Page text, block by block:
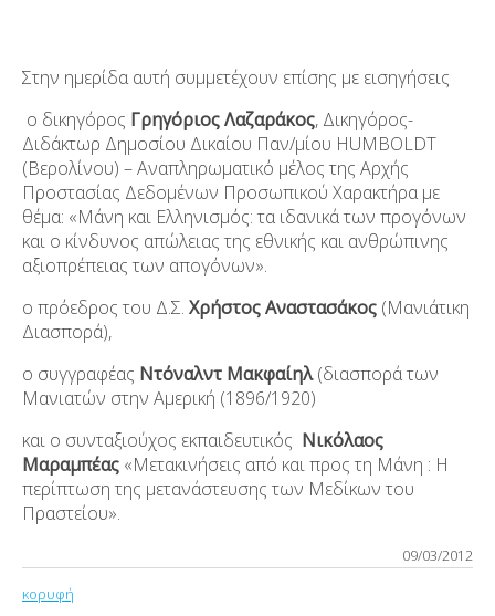
Στην ημερίδα αυτή συμμετέχουν επίσης με εισηγήσεις
o δικηγόρος Γρηγόριος Λαζαράκος, Δικηγόρος-
Διδάκτωρ Δημοσίου Δικαίου Παν/μίου HUMBOLDT
(Βερολίνου) – Αναπληρωματικό μέλος της Αρχής
Προστασίας Δεδομένων Προσωπικού Χαρακτήρα με
θέμα: «Μάνη και Ελληνισμός: τα ιδανικά των προγόνων
και ο κίνδυνος απώλειας της εθνικής και ανθρώπινης
αξιοπρέπειας των απογόνων».
ο πρόεδρος του Δ.Σ. Χρήστος Αναστασάκος (Μανιάτικη
Διασπορά),
ο συγγραφέας Ντόναλντ Μακφαίηλ(διασπορά των
Μανιατών στην Αμερική (1896/1920)
και ο συνταξιούχος εκπαιδευτικός Νικόλαος
Μαραμπέας «Μετακινήσεις από και προς τη Μάνη : Η
περίπτωση της μετανάστευσης των Μεδίκων του
Πραστείου».
09/03/2012
κορυφή